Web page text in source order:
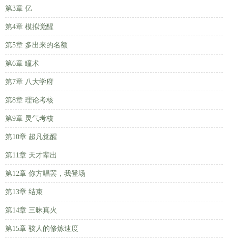
第3章 亿
第4章 模拟觉醒
第5章 多出来的名额
第6章 瞳术
第7章 八大学府
第8章 理论考核
第9章 灵气考核
第10章 超凡觉醒
第11章 天才辈出
第12章 你方唱罢，我登场
第13章 结束
第14章 三昧真火
第15章 骇人的修炼速度